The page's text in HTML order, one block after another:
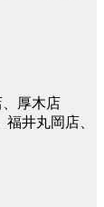
厚木店
井丸岡店、